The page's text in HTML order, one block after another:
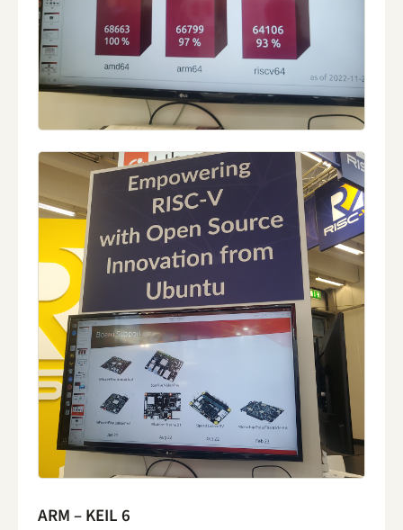
ARM – KEIL 6